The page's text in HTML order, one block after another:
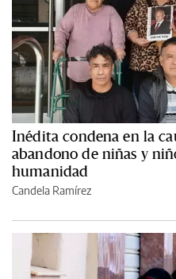
Inédita condena en la
abandono de niñas y
humanidad
Candela Ramírez